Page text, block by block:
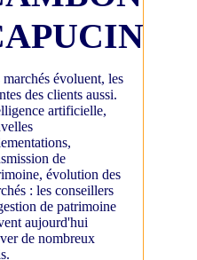
marchés évoluent, les
des clients aussi.
artificielle,
de
évolution des
: les conseillers
de patrimoine
aujourd'hui
de nombreux